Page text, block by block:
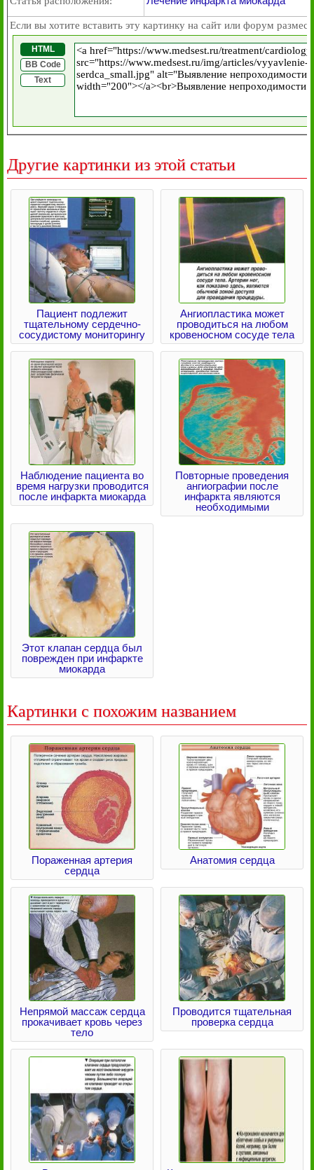
Если вы хотите вставить эту картинку на сайт или форум
HTML
BB Code
Text
Другие картинки из этой статьи
Пациент подлежит
тщательному сердечно-
сосудистому мониторингу
Ангиопластика может
проводиться на любом
кровеносном сосуде тела
Наблюдение пациента во
время нагрузки проводится
после инфаркта миокарда
Повторные проведения
ангиографии после
инфаркта являются
необходимыми
Этот клапан сердца был
поврежден при инфаркте
миокарда
Картинки с похожим названием
Пораженная артерия
сердца
Анатомия сердца
Непрямой массаж сердца
прокачивает кровь через
тело
Проводится тщательная
проверка сердца